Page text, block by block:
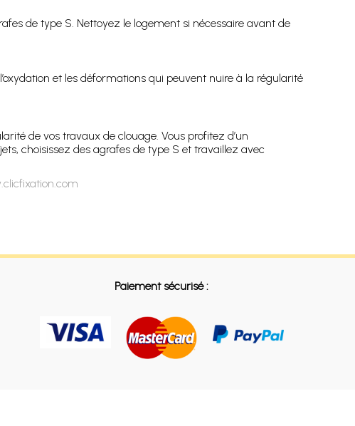
de type S. Nettoyez le logement si nécessaire avant de
et les déformations qui peuvent nuire à la régularité
de vos travaux de clouage. Vous profitez d’un
choisissez des agrafes de type S et travaillez avec
Paiement sécurisé :